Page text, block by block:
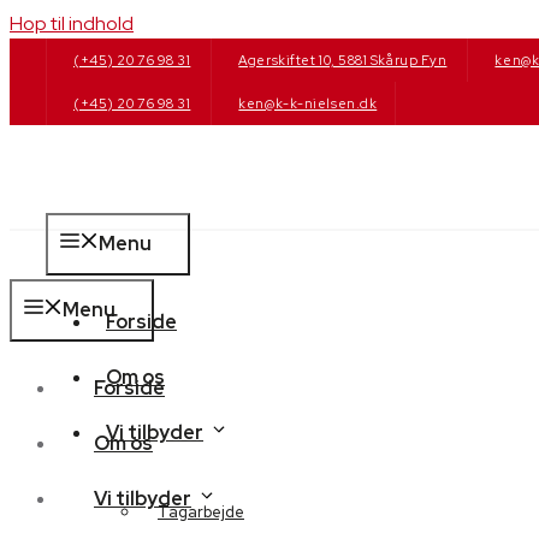
Hop til indhold
(+45) 20 76 98 31 Agerskiftet 10, 5881 Skårup Fyn
(+45) 20 76 98 31 ken@k-k-nielsen.dk
Menu
Forside
Om os
Vi tilbyder
Tagarbejde
Menu
Forside
Om os
Vi tilbyder